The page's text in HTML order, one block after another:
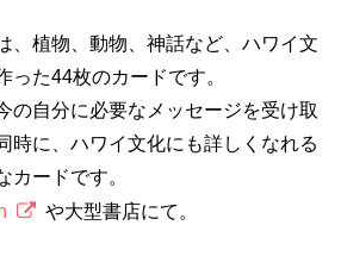
、植物、動物、神話など、ハワイ文
った44枚のカードです。
の自分に必要なメッセージを受け取
時に、ハワイ文化にも詳しくなれる
カードです。
や大型書店にて。